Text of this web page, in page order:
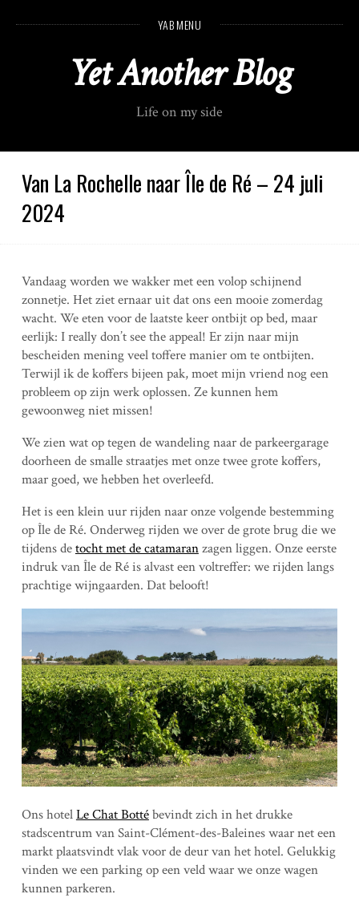
n
YAB MENU
Yet Another Blog
Life on my side
Van La Rochelle naar Île de Ré – 24 juli
2024
Vandaag worden we wakker met een volop schijnend
zonnetje. Het ziet ernaar uit dat ons een mooie zomerdag
wacht. We eten voor de laatste keer ontbijt op bed, maar
eerlijk: I really don’t see the appeal! Er zijn naar mijn
bescheiden mening veel toffere manier om te ontbijten.
Terwijl ik de koffers bijeen pak, moet mijn vriend nog een
probleem op zijn werk oplossen. Ze kunnen hem
gewoonweg niet missen!
We zien wat op tegen de wandeling naar de parkeergarage
doorheen de smalle straatjes met onze twee grote koffers,
maar goed, we hebben het overleefd.
Het is een klein uur rijden naar onze volgende bestemming
op Île de Ré. Onderweg rijden we over de grote brug die we
tijdens detocht met de catamaranzagen liggen. Onze eerste
indruk van Île de Ré is alvast een voltreffer: we rijden langs
prachtige wijngaarden. Dat belooft!
Ons hotelLe Chat Bottébevindt zich in het drukke
stadscentrum van Saint-Clément-des-Baleines waar net een
markt plaatsvindt vlak voor de deur van het hotel. Gelukkig
vinden we een parking op een veld waar we onze wagen
kunnen parkeren.